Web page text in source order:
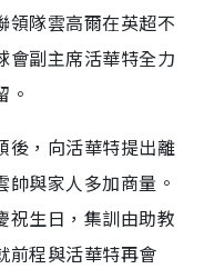
領隊雲高爾在英超不
會副主席活華特全力
。
後，向活華特提出離
與家人多加商量。
祝生日，集訓由助教
前程與活華特再會